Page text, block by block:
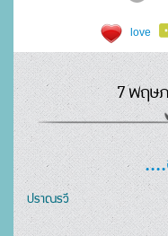
love
7 พฤษ
ปราณรวี